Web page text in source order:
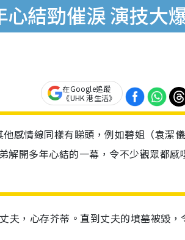
心結勁催淚 演技大
在Google追蹤
《UHK 港生活》
感情線同樣有睇頭，例如碧姐（袁潔儀
解開多年心結的一幕，令不少觀眾都感
夫，心存芥蒂。直到丈夫的墳墓被毀，